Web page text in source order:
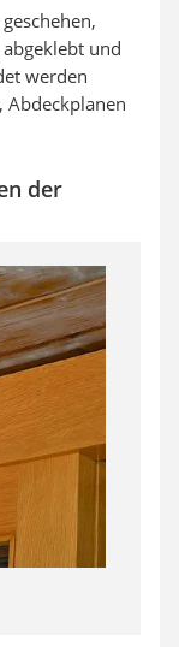
und
werden
der